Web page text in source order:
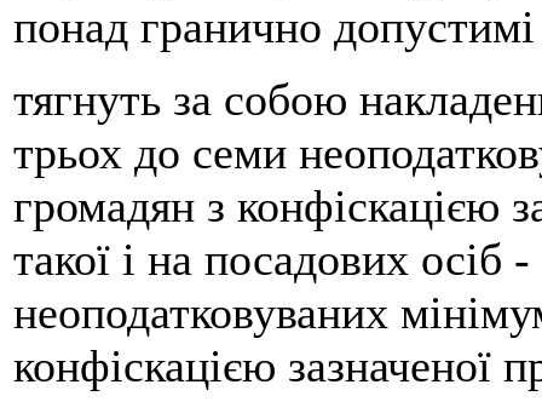
понад гранично допустимі
тягнуть за собою
трьох до семи
громадян з конфіскацією
такої і на посадових осіб
неоподатковуваних
конфіскацією зазначеної